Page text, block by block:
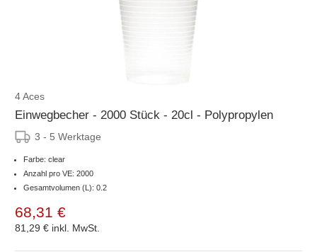
4 Aces
Einwegbecher - 2000 Stück - 20cl - Polypropylen
3 - 5 Werktage
Farbe: clear
Anzahl pro VE: 2000
Gesamtvolumen (L): 0.2
68,31 €
81,29 € inkl. MwSt.